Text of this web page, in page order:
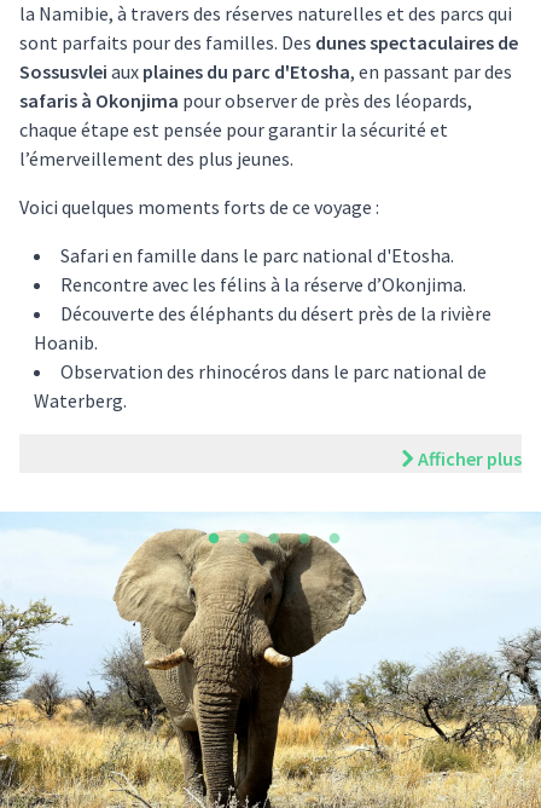
la Namibie, à travers des réserves naturelles et des parcs qui
sont parfaits pour des familles. Des dunes spectaculaires de
Sossusvlei aux plaines du parc d'Etosha, en passant par des
safaris à Okonjima pour observer de près des léopards,
chaque étape est pensée pour garantir la sécurité et
l’émerveillement des plus jeunes.
Voici quelques moments forts de ce voyage :
Safari en famille dans le parc national d'Etosha.
Rencontre avec les félins à la réserve d’Okonjima.
Découverte des éléphants du désert près de la rivière
Hoanib.
Observation des rhinocéros dans le parc national de
Waterberg.
Afficher plus